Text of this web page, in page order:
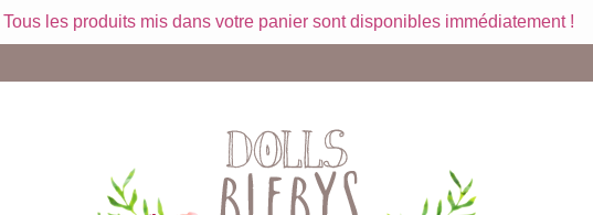
Tous les produits mis dans votre panier sont disponibles immédiatement !